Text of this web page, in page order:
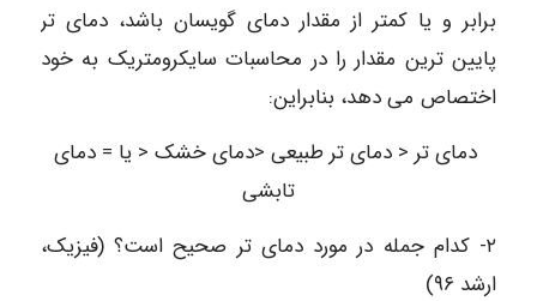
برابر و یا کمتر از مقدار دمای گویسان باشد، دمای تر
پایین ترین مقدار را در محاسبات سایکرومتریک به خود
اختصاص می دهد، بنابراین:
دمای تر < دمای تر طبیعی <دمای خشک < یا = دمای
تابشی
۲- کدام جمله در مورد دمای تر صحیح است؟ (فیزیک،
ارشد ۹۶)